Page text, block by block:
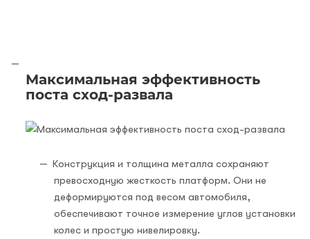
Максимальная эффективность
поста сход-развала
Конструкция и толщина металла сохраняют
превосходную жесткость платформ. Они не
деформируются под весом автомобиля,
обеспечивают точное измерение углов установки
колес и простую нивелировку.